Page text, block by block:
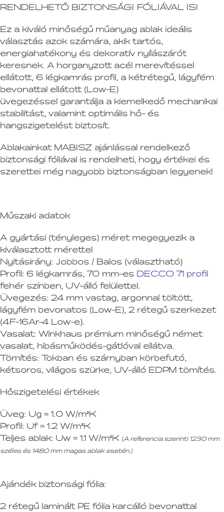
RENDELHETŐ BIZTONSÁGI FÓLIÁVAL IS!
Ez a kiváló minőségű műanyag ablak ideális
választás azok számára, akik tartós,
energiahatékony és dekoratív nyílászárót
keresnek. A horganyzott acél merevítéssel
ellátott, 6 légkamrás profil, a kétrétegű, lágyfém
bevonattal ellátott (Low-E)
üvegezéssel garantálja a kiemelkedő mechanikai
stabilitást, valamint optimális hő- és
hangszigetelést biztosít.
Ablakainkat MABISZ ajánlással rendelkező
biztonsági fóliával is rendelheti, hogy értékei és
szerettei még nagyobb biztonságban legyenek!
Műszaki adatok
A gyártási (tényleges) méret megegyezik a
kiválasztott mérettel
Nyitásirány: Jobbos / Balos (választható)
Profil: 6 légkamrás, 70 mm-es DECCO 71 profil
fehér színben, UV-álló felülettel.
Üvegezés: 24 mm vastag, argonnal töltött,
lágyfém bevonatos (Low-E), 2 rétegű szerkezet
(4F-16Ar-4 Low-e).
Vasalat: Winkhaus prémium minőségű német
vasalat, hibásműködés-gátlóval ellátva.
Tömítés: Tokban és szárnyban körbefutó,
kétsoros, világos szürke, UV-álló EDPM tömítés.
Hőszigetelési értékek
Üveg: Ug = 1.0 W/m²K
Profil: Uf = 1.2 W/m²K
Teljes ablak: Uw = 1.1 W/m²K (A referencia szerinti 1230 mm
széles és 1480 mm magas ablak esetén.)
Ajándék biztonsági fólia:
2 rétegű laminált PE fólia karcálló bevonattal